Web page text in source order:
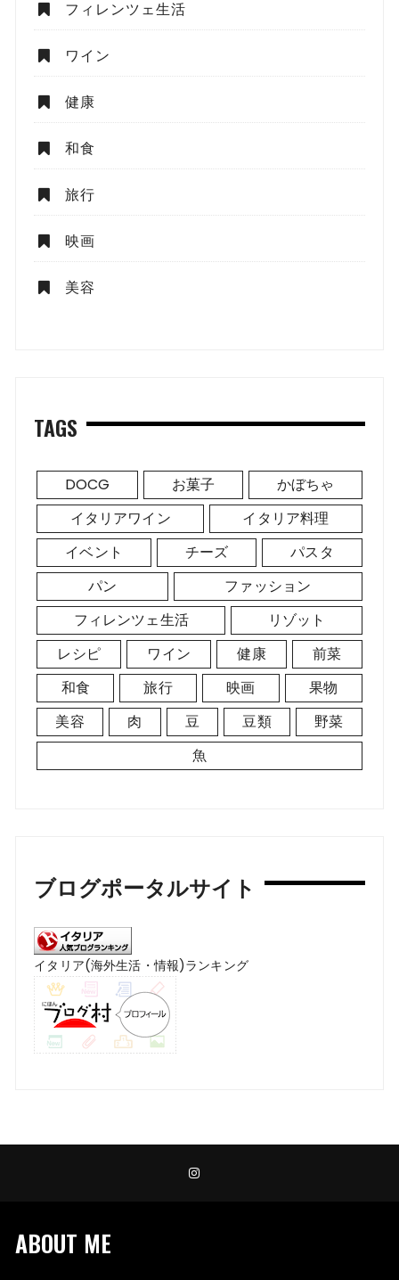
フィレンツェ生活
ワイン
健康
和食
旅行
映画
美容
TAGS
DOCG お菓子
かぼちゃ
イタリアワイン
イタリア料理
イベント
チーズ
パスタ
パン
ファッション
フィレンツェ生活
リゾット
レシピ
ワイン 健康
前菜
和食
旅行 映画
果物
美容
肉 豆 豆類
野菜
魚
ブログポータルサイト
イタリア(海外生活・情報)ランキング
ABOUT ME